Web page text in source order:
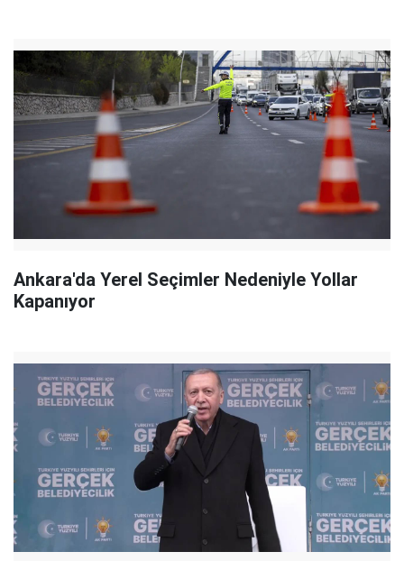
Ankara'da Yerel Seçimler Nedeniyle Yollar
Kapanıyor